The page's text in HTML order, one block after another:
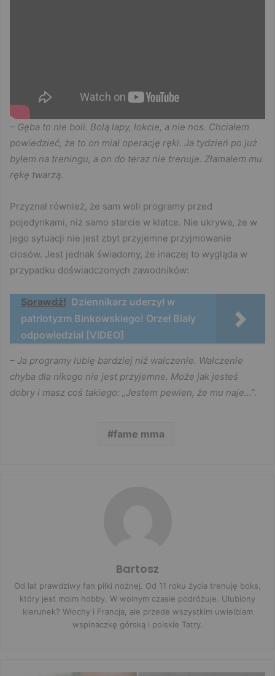
– Gęba to nie boli. Bolą łapy, łokcie, a nie nos. Chciałem
powiedzieć, że to on miał operację ręki. Ja tydzień po już
byłem na treningu, a on do teraz nie trenuje. Złamałem mu
rękę twarzą.
Przyznał również, że sam woli programy przed
pojedynkami, niż samo starcie w klatce. Nie ukrywa, że w
jego sytuacji nie jest zbyt przyjemne przyjmowanie
ciosów. Jest jednak świadomy, że inaczej to wygląda w
przypadku doświadczonych zawodników:
Sprawdź! Dziennikarz uderzył w
patriotyzm Binkowskiego! Orzeł Biały
odpowiedział [VIDEO]
– Ja programy lubię bardziej niż walczenie. Walczenie
chyba dla nikogo nie jest przyjemne. Może jak jesteś
dobry i masz coś takiego: „Jestem pewien, że mu naje…”.
fame mma
Bartosz
Od lat prawdziwy fan piłki nożnej. Od 11 roku życia trenuję boks,
który jest moim hobby. W wolnym czasie podróżuje. Ulubiony
kierunek? Włochy i Francja, ale przede wszystkim uwielbiam
wspinaczkę górską i polskie Tatry.